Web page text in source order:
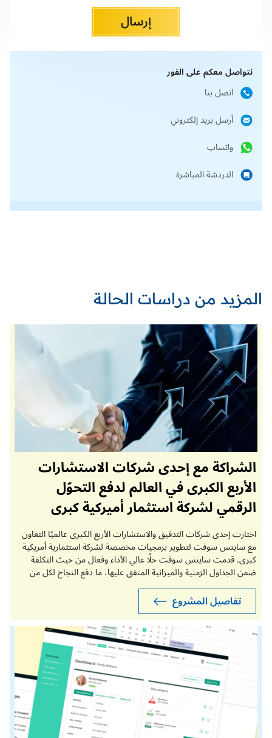
إرسال
نتواصل معكم على الفور
اتصل بنا
أرسل بريد إلكتروني
واتساب
الدردشة المباشرة
المزيد من دراسات الحالة
الشراكة مع إحدى شركات الاستشارات
الأربع الكبرى في العالم لدفع التحوّل
الرقمي لشركة استثمار أميركية كبرى
اختارت إحدى شركات التدقيق والاستشارات الأربع الكبرى عالميًا التعاون
مع ساينس سوفت لتطوير برمجيات مخصصة لشركة استثمارية أمريكية
كبرى. قدمت ساينس سوفت حلًا عالي الأداء وفعال من حيث التكلفة
ضمن الجداول الزمنية والميزانية المتفق عليها، ما دفع النجاح لكل من
شركة الاستشارات وعميلها.
تفاصيل المشروع